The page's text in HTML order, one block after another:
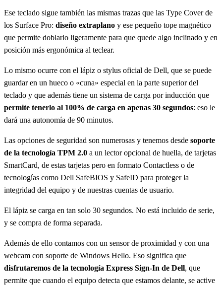
Ese teclado sigue también las mismas trazas que las Type Cover de
los Surface Pro: diseño extraplano y ese pequeño tope magnético
que permite doblarlo ligeramente para que quede algo inclinado y en
posición más ergonómica al teclear.
Lo mismo ocurre con el lápiz o stylus oficial de Dell, que se puede
guardar en un hueco o «cuna» especial en la parte superior del
teclado y que además tiene un sistema de carga por inducción que
permite tenerlo al 100% de carga en apenas 30 segundos: eso le
dará una autonomía de 90 minutos.
Las opciones de seguridad son numerosas y tenemos desde soporte
de la tecnología TPM 2.0 a un lector opcional de huella, de tarjetas
SmartCard, de estas tarjetas pero en formato Contactless o de
tecnologías como Dell SafeBIOS y SafeID para proteger la
integridad del equipo y de nuestras cuentas de usuario.
El lápiz se carga en tan solo 30 segundos. No está incluido de serie,
y se compra de forma separada.
Además de ello contamos con un sensor de proximidad y con una
webcam con soporte de Windows Hello. Eso significa que
disfrutaremos de la tecnología Express Sign-In de Dell, que
permite que cuando el equipo detecta que estamos delante, se active